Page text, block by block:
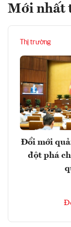
Mới nhất
Thị trường
Đổi mới
đột phá